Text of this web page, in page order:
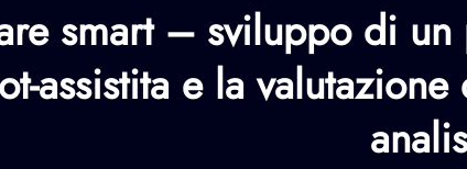
smart – sviluppo di
assistita e la